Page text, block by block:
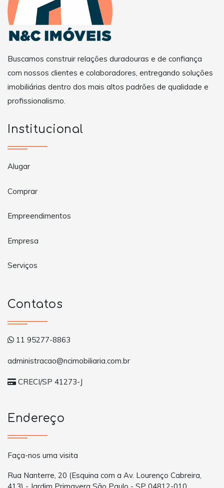
Buscamos construir relações duradouras e de confiança
com nossos clientes e colaboradores, entregando soluções
imobiliárias dentro dos mais altos padrões de qualidade e
profissionalismo.
Institucional
Alugar
Comprar
Empreendimentos
Empresa
Serviços
Contatos
11 95277-8863
administracao@ncimobiliaria.com.br
CRECI/SP 41273-J
Endereço
Faça-nos uma visita
Rua Nanterre, 20 (Esquina com a Av. Lourenço Cabreira,